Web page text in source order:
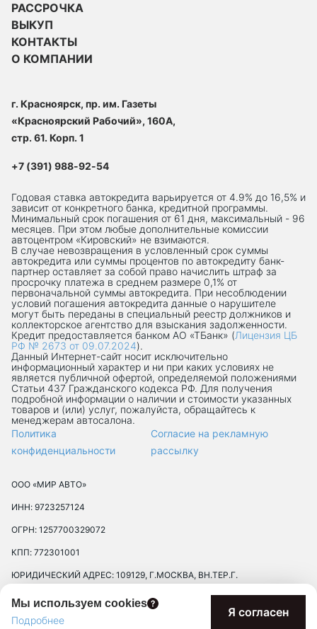
Мы используем cookies
Подробнее
Я согласен
РАССРОЧКА
ВЫКУП
КОНТАКТЫ
О КОМПАНИИ
г. Красноярск, пр. им. Газеты
«Красноярский Рабочий», 160А,
стр. 61. Корп. 1
+7 (391) 988-92-54
Годовая ставка автокредита варьируется от 4.9% до 16,5% и
зависит от конкретного банка, кредитной программы.
Минимальный срок погашения от 61 дня, максимальный - 96
месяцев. При этом любые дополнительные комиссии
автоцентром «Кировский» не взимаются.
В случае невозвращения в условленный срок суммы
автокредита или суммы процентов по автокредиту банк-
партнер оставляет за собой право начислить штраф за
просрочку платежа в среднем размере 0,1% от
первоначальной суммы автокредита. При несоблюдении
условий погашения автокредита данные о нарушителе
могут быть переданы в специальный реестр должников и
коллекторское агентство для взыскания задолженности.
Кредит предоставляется банком АО «ТБанк» (Лицензия ЦБ
РФ № 2673 от 09.07.2024).
Данный Интернет-сaйт носит исключительно
информационный характер и ни при каких условиях не
является публичной офертой, определяемой положениями
Статьи 437 Гражданского кодекса РФ. Для получения
подробной информации о наличии и стоимости указанных
товаров и (или) услуг, пожалуйста, обращайтесь к
менеджерам автосалона.
Политика
конфиденциальности
Согласие на рекламную
рассылку
ООО «МИР АВТО»
ИНН: 9723257124
ОГРН: 1257700329072
КПП: 772301001
ЮРИДИЧЕСКИЙ АДРЕС: 109129, Г.МОСКВА, ВН.ТЕР.Г.
ТЕКСТИЛЬЩИКОВ, Д. 13, К. 2, ПОМЕЩ. 17/8П